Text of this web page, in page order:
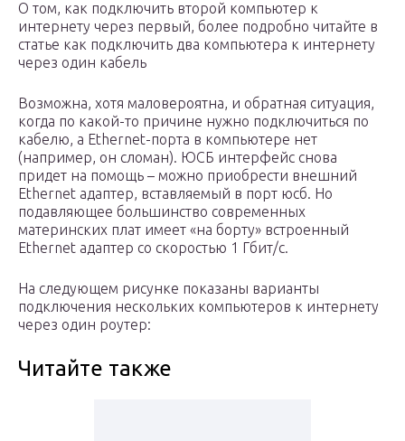
О том, как подключить второй компьютер к
интернету через первый, более подробно читайте в
статье как подключить два компьютера к интернету
через один кабель
Возможна, хотя маловероятна, и обратная ситуация,
когда по какой-то причине нужно подключиться по
кабелю, а Ethernet-порта в компьютере нет
(например, он сломан). ЮСБ интерфейс снова
придет на помощь – можно приобрести внешний
Ethernet адаптер, вставляемый в порт юсб. Но
подавляющее большинство современных
материнских плат имеет «на борту» встроенный
Ethernet адаптер со скоростью 1 Гбит/c.
На следующем рисунке показаны варианты
подключения нескольких компьютеров к интернету
через один роутер:
Читайте также